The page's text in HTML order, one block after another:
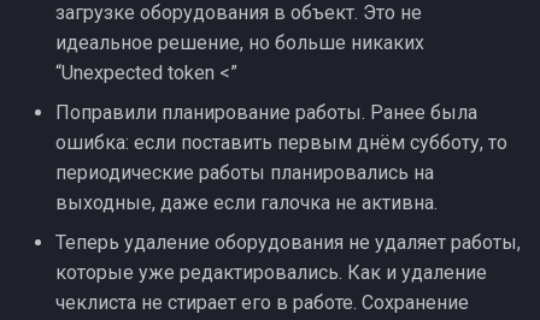
загрузке оборудования в объект. Это не
идеальное решение, но больше никаких
“Unexpected token <”
Поправили планирование работы. Ранее была
ошибка: если поставить первым днём субботу, то
периодические работы планировались на
выходные, даже если галочка не активна.
Теперь удаление оборудования не удаляет работы,
которые уже редактировались. Как и удаление
чеклиста не стирает его в работе. Сохранение